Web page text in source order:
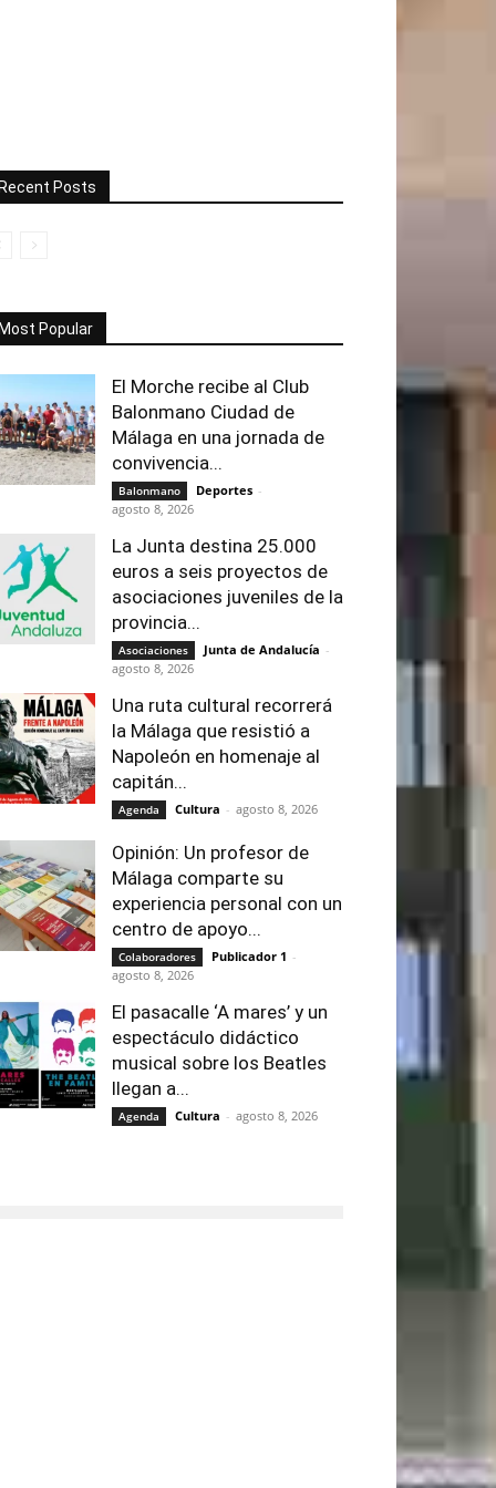
Posts
Popular
El Morche recibe al Club
Balonmano Ciudad de
Málaga en una jornada de
convivencia...
Balonmano Deportes -
agosto 8, 2026
La Junta destina 25.000
euros a seis proyectos de
asociaciones juveniles de la
provincia...
Asociaciones Junta de Andalucía -
agosto 8, 2026
Una ruta cultural recorrerá
la Málaga que resistió a
Napoleón en homenaje al
capitán...
Agenda Cultura - agosto 8, 2026
Opinión: Un profesor de
Málaga comparte su
experiencia personal con un
centro de apoyo...
Colaboradores Publicador 1 -
agosto 8, 2026
El pasacalle ‘A mares’ y un
espectáculo didáctico
musical sobre los Beatles
llegan a...
Agenda Cultura - agosto 8, 2026